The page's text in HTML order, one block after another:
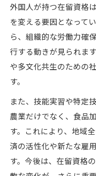
は
外国人が持つ在留資格
を変える要因となって
ら、組織的な労働力確
行する動きが見られま
や多文化共生のための
す。
また、技能実習や特定
農業だけでなく、食品
す。これにより、地域
済の活性化や新たな雇
す。今後は、在留資格